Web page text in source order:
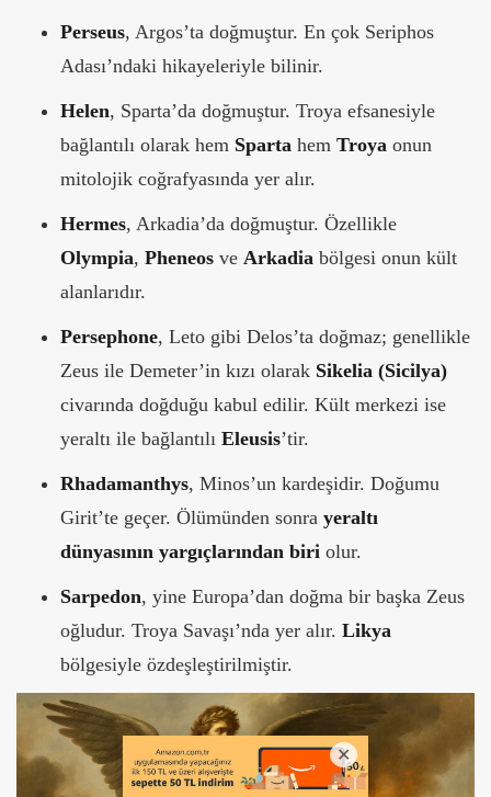
Perseus, Argos’ta doğmuştur. En çok Seriphos
Adası’ndaki hikayeleriyle bilinir.
Helen, Sparta’da doğmuştur. Troya efsanesiyle
bağlantılı olarak hem Sparta hem Troya onun
mitolojik coğrafyasında yer alır.
Hermes, Arkadia’da doğmuştur. Özellikle
Olympia, Pheneos ve Arkadia bölgesi onun kült
alanlarıdır.
Persephone, Leto gibi Delos’ta doğmaz; genellikle
Zeus ile Demeter’in kızı olarak Sikelia (Sicilya)
civarında doğduğu kabul edilir. Kült merkezi ise
yeraltı ile bağlantılı Eleusis’tir.
Rhadamanthys, Minos’un kardeşidir. Doğumu
Girit’te geçer. Ölümünden sonra yeraltı
dünyasının yargıçlarından biri olur.
Sarpedon, yine Europa’dan doğma bir başka Zeus
oğludur. Troya Savaşı’nda yer alır. Likya
bölgesiyle özdeşleştirilmiştir.